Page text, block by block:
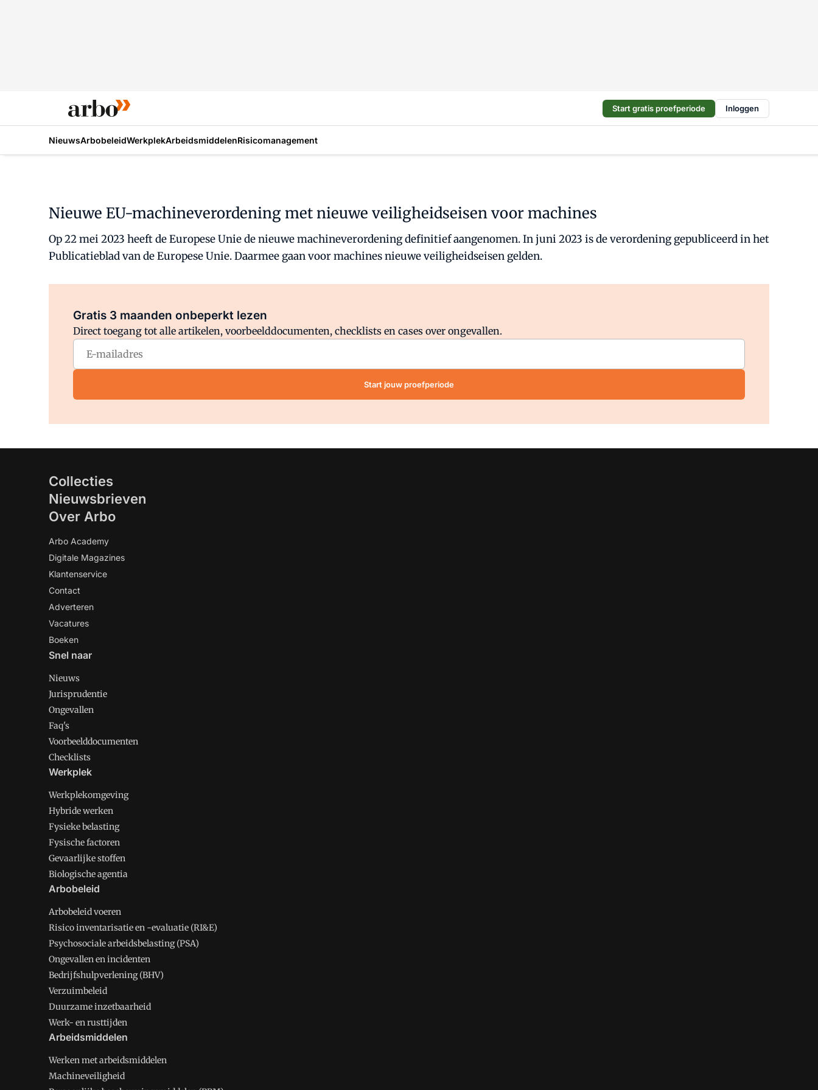
Start gratis proefperiode Inloggen
NieuwsArbobeleidWerkplekArbeidsmiddelenRisicomanagement
Nieuwe EU-machineverordening met nieuwe veiligheidseisen voor machines
Op 22 mei 2023 heeft de Europese Unie de nieuwe machineverordening definitief aangenomen. In juni 2023 is de verordening gepubliceerd in het
Publicatieblad van de Europese Unie. Daarmee gaan voor machines nieuwe veiligheidseisen gelden.
Gratis 3 maanden onbeperkt lezen
Direct toegang tot alle artikelen, voorbeelddocumenten, checklists en cases over ongevallen.
Start jouw proefperiode
Collecties
Nieuwsbrieven
Over Arbo
Arbo Academy
Digitale Magazines
Klantenservice
Contact
Adverteren
Vacatures
Boeken
Snel naar
Nieuws
Jurisprudentie
Ongevallen
Faq's
Voorbeelddocumenten
Checklists
Werkplek
Werkplekomgeving
Hybride werken
Fysieke belasting
Fysische factoren
Gevaarlijke stoffen
Biologische agentia
Arbobeleid
Arbobeleid voeren
Risico inventarisatie en -evaluatie (RI&E)
Psychosociale arbeidsbelasting (PSA)
Ongevallen en incidenten
Bedrijfshulpverlening (BHV)
Verzuimbeleid
Duurzame inzetbaarheid
Werk- en rusttijden
Arbeidsmiddelen
Werken met arbeidsmiddelen
Machineveiligheid